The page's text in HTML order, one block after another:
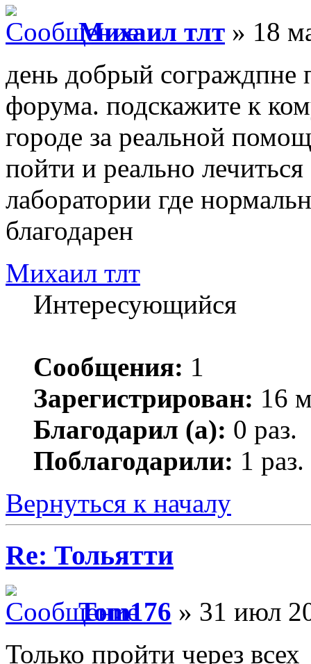
Михаил тлт » 18
день добрый сограждпне
форума. подскажите к
городе за реальной
пойти и реально
лаборатории где
благодарен
Михаил тлт
Интересующийся
Сообщения: 1
Зарегистрирован: 16
Благодарил (а): 0 раз.
Поблагодарили: 1 раз.
Вернуться к началу
Re: Тольятти
Tom176 » 31 июл
Только пройти через всех